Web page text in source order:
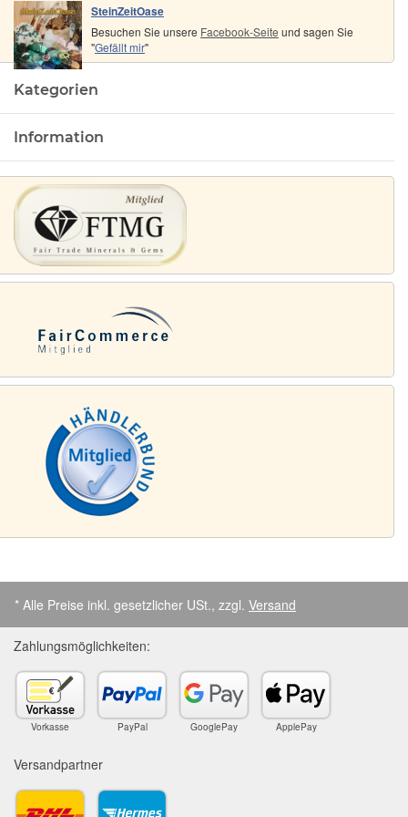
SteinZeitOase
Besuchen Sie unsere Facebook-Seite und sagen Sie
"Gefällt mir"
Kategorien
Information
* Alle Preise inkl. gesetzlicher USt., zzgl. Versand
Zahlungsmöglichkeiten:
Vorkasse PayPal GooglePay ApplePay
Versandpartner